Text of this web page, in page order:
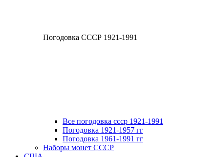
Погодовка СССР 1921-1991
Все погодовка ссср 1921-1991
Погодовка 1921-1957 гг
Погодовка 1961-1991 гг
Наборы монет СССР